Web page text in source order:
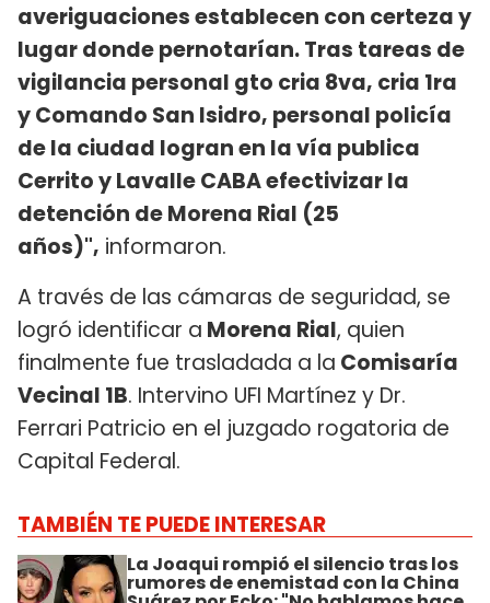
averiguaciones establecen con certeza y
lugar donde pernotarían. Tras tareas de
vigilancia personal gto cria 8va, cria 1ra
y Comando San Isidro, personal policía
de la ciudad logran en la vía publica
Cerrito y Lavalle CABA efectivizar la
detención de Morena Rial (25
años)", informaron.
A través de las cámaras de seguridad, se
logró identificar a Morena Rial, quien
finalmente fue trasladada a la Comisaría
Vecinal 1B. Intervino UFI Martínez y Dr.
Ferrari Patricio en el juzgado rogatoria de
Capital Federal.
TAMBIÉN TE PUEDE INTERESAR
La Joaqui rompió el silencio tras los
rumores de enemistad con la China